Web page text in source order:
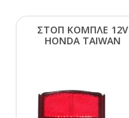
ΣΤΟΠ ΚΟΜΠΛΕ 12V
ΗΟΝDΑ ΤΑΙWΑΝ